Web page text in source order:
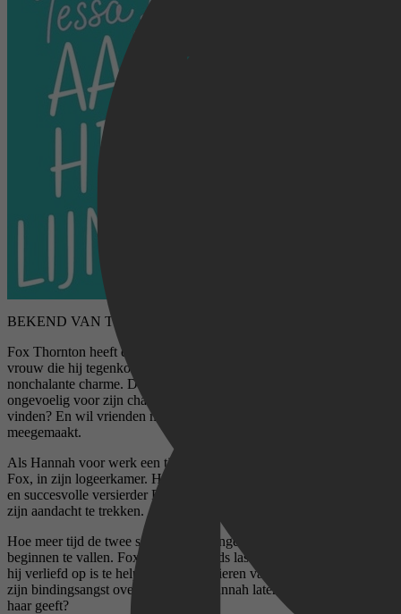
BEKEND VAN TIKTOK
Fox Thornton heeft een reputatie als zorgeloze flirt. Vrijwel elke
vrouw die hij tegenkomt valt al snel voor zijn sexy looks en
nonchalante charme. Dan ontmoet hij Hannah Bellinger. Ze is totaal
ongevoelig voor zijn charmes, maar ze lijkt hem wel heel... aardig te
vinden? En wil vrienden met hem zijn? Zoiets heeft hij nog nooit
meegemaakt.
Als Hannah voor werk een tijdje in de stad is, trekt ze tijdelijk in bij
Fox, in zijn logeerkamer. Hannah heeft een crush op haar collega,
en succesvolle versierder Fox helpt haar met wat praktische tips om
zijn aandacht te trekken.
Hoe meer tijd de twee samen doorbrengen, hoe meer ze voor elkaar
beginnen te vallen. Fox vindt het steeds lastiger om de vrouw waar
hij verliefd op is te helpen bij het versieren van een ander. Kan hij
zijn bindingsangst overwinnen, en Hannah laten zien dat hij echt om
haar geeft?